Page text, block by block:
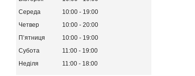
Середа
10:00
19:00
Четвер
10:00
20:00
Пʼятниця
10:00
19:00
Субота
11:00
19:00
Неділя
11:00 18:00